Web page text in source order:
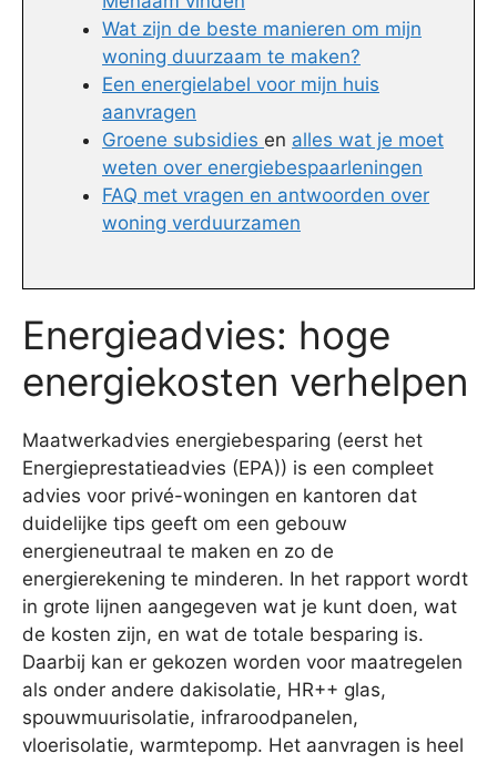
Wat zijn de beste manieren om mijn
woning duurzaam te maken?
Een energielabel voor mijn huis
aanvragen
Groene subsidies en alles wat je moet
weten over energiebespaarleningen
FAQ met vragen en antwoorden over
woning verduurzamen
Energieadvies: hoge
energiekosten verhelpen
Maatwerkadvies energiebesparing (eerst het
Energieprestatieadvies (EPA)) is een compleet
advies voor privé-woningen en kantoren dat
duidelijke tips geeft om een gebouw
energieneutraal te maken en zo de
energierekening te minderen. In het rapport wordt
in grote lijnen aangegeven wat je kunt doen, wat
de kosten zijn, en wat de totale besparing is.
Daarbij kan er gekozen worden voor maatregelen
als onder andere dakisolatie, HR++ glas,
spouwmuurisolatie, infraroodpanelen,
vloerisolatie, warmtepomp. Het aanvragen is heel